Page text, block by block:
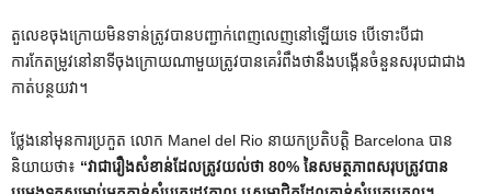
តួលេខចុងក្រោយមិនទាន់ត្រូវបានបញ្ជាក់ពេញលេញនៅឡើយទេ បើទោះបីជា
ការកែតម្រូវនៅនាទីចុងក្រោយណាមួយត្រូវបានគេរំពឹងថានឹងបង្កើនចំនួនសរុបជាជាង
កាត់បន្ថយវា។
ថ្លែង​នៅ​មុន​ការ​ប្រកួត លោក Manel del Rio នាយក​ប្រតិបត្តិ Barcelona បាន​
និយាយ​ថា៖ “វាជារឿងសំខាន់ដែលត្រូវយល់ថា 80% នៃសមត្ថភាពសរុបត្រូវបាន